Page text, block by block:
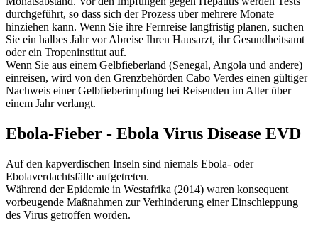
durchgeführt, so dass sich der Prozess über mehrere Monate
hinziehen kann. Wenn Sie ihre Fernreise langfristig planen, suchen
Sie ein halbes Jahr vor Abreise Ihren Hausarzt, ihr Gesundheitsamt
oder ein Tropeninstitut auf.
Wenn Sie aus einem Gelbfieberland (Senegal, Angola und andere)
einreisen, wird von den Grenzbehörden Cabo Verdes einen gültiger
Nachweis einer Gelbfieberimpfung bei Reisenden im Alter über
einem Jahr verlangt.
Ebola-Fieber - Ebola Virus Disease EVD
Auf den kapverdischen Inseln sind niemals Ebola- oder
Ebolaverdachtsfälle aufgetreten.
Während der Epidemie in Westafrika (2014) waren konsequent
vorbeugende Maßnahmen zur Verhinderung einer Einschleppung
des Virus getroffen worden.